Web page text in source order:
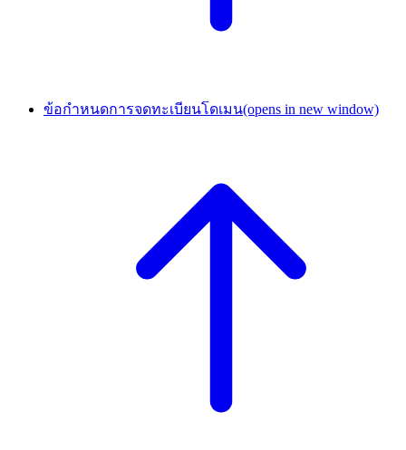
ข้อกำหนดการจดทะเบียนโดเมน(opens in new window)